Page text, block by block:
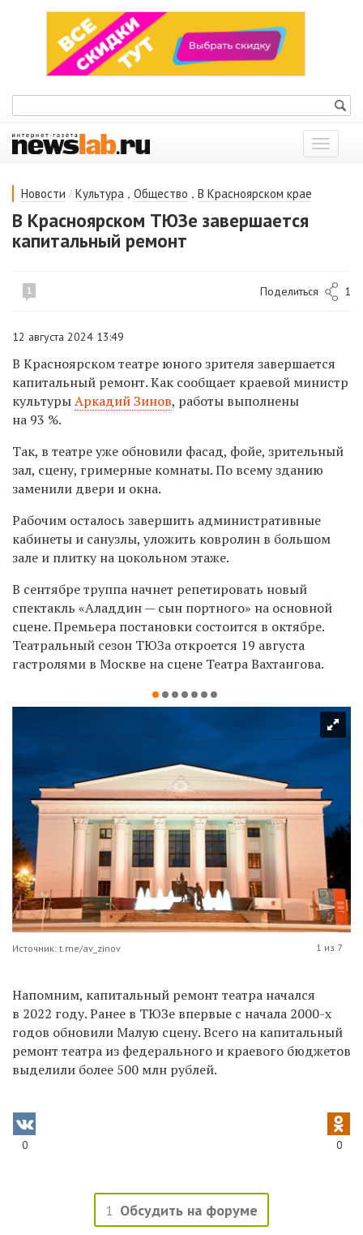
Показать
меню
Новости / Культура , Общество , В Красноярском крае
В Красноярском ТЮЗе завершается
капитальный ремонт
1 Поделиться 1
12 августа 2024 13:49
В Красноярском театре юного зрителя завершается
капитальный ремонт. Как сообщает краевой министр
культурыАркадий Зинов, работы выполнены
на 93 %.
Так, в театре уже обновили фасад, фойе, зрительный
зал, сцену, гримерные комнаты. По всему зданию
заменили двери и окна.
Рабочим осталось завершить административные
кабинеты и санузлы, уложить ковролин в большом
зале и плитку на цокольном этаже.
В сентябре труппа начнет репетировать новый
спектакль «Аладдин — сын портного» на основной
сцене. Премьера постановки состоится в октябре.
Театральный сезон ТЮЗа откроется 19 августа
гастролями в Москве на сцене Театра Вахтангова.
Источник: t.me/av_zinov 1 из 7
Напомним, капитальный ремонт театра начался
в 2022 году. Ранее в ТЮЗе впервые с начала 2000-х
годов обновили Малую сцену. Всего на капитальный
ремонт театра из федерального и краевого бюджетов
выделили более 500 млн рублей.
0 0
1 Обсудить на форуме